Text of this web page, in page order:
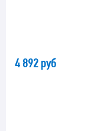
4 892 руб